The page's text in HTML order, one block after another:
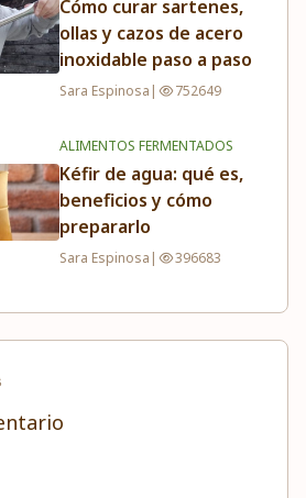
Cómo curar sartenes,
ollas y cazos de acero
inoxidable paso a paso
Sara Espinosa | 752649
ALIMENTOS FERMENTADOS
Kéfir de agua: qué es,
beneficios y cómo
prepararlo
Sara Espinosa | 396683